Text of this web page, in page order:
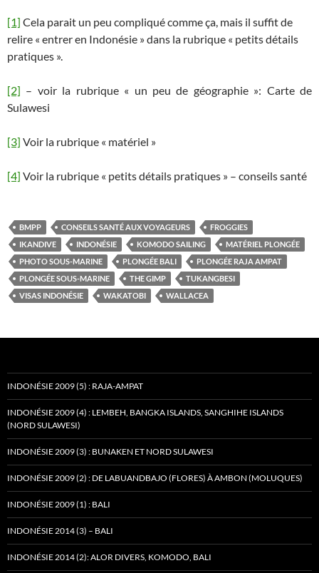
[1] Cela parait un peu compliqué comme ça, mais il suffit de
relire « entrer en Indonésie » dans la rubrique « petits détails
pratiques ».
[2] – voir la rubrique « un peu de géographie »: Carte de
Sulawesi
[3] Voir la rubrique « matériel »
[4] Voir la rubrique « petits détails pratiques » – conseils santé
BMPP CONSEILS SANTÉ AUX VOYAGEURS
FROGGIES
IKANDIVE
INDONÉSIE KOMODO SAILING
MATÉRIEL PLONGÉE
PHOTO SOUS-MARINE
PLONGÉE BALI
PLONGÉE RAJA AMPAT
PLONGÉE SOUS-MARINE
THE GIMP
TUKANGBESI
VISAS INDONÉSIE
WAKATOBI WALLACEA
INDONÉSIE 2009 (5) : RAJA-AMPAT
INDONÉSIE 2009 (4) : LEMBEH, BANGKA ISLANDS, SANGHIHE ISLANDS
(NORD SULAWESI)
INDONÉSIE 2009 (3) : BUNAKEN ET NORD SULAWESI
INDONÉSIE 2009 (2) : DE LABUANDBAJO (FLORES) À AMBON (MOLUQUES)
INDONÉSIE 2009 (1) : BALI
INDONÉSIE 2014 (3) – BALI
INDONÉSIE 2014 (2): ALOR DIVERS, KOMODO, BALI